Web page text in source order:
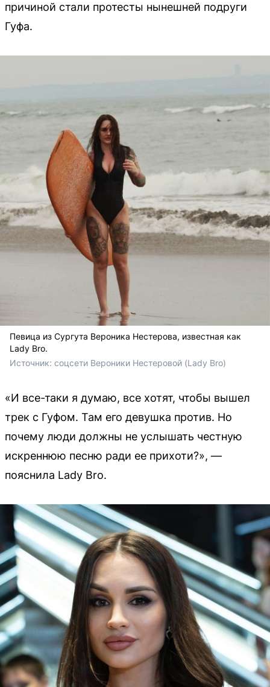
причиной стали протесты нынешней подруги
Гуфа.
Певица из Сургута Вероника Нестерова, известная как
Lady Bro.
Источник: соцсети Вероники Нестеровой (Lady Bro)
«И все-таки я думаю, все хотят, чтобы вышел
трек с Гуфом. Там его девушка против. Но
почему люди должны не услышать честную
искреннюю песню ради ее прихоти?», —
пояснила Lady Bro.